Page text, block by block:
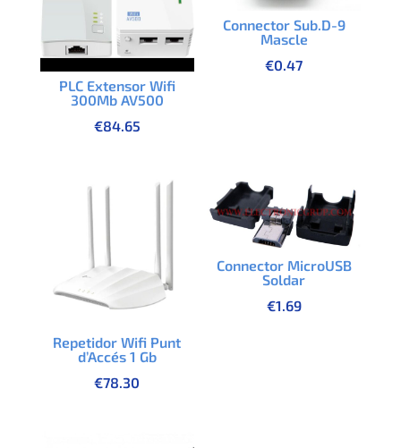
PLC Extensor Wifi
300Mb AV500
€84.65
Connector Sub.D-9
Mascle
€0.47
Repetidor Wifi Punt
d’Accés 1 Gb
€78.30
Connector MicroUSB
Soldar
€1.69